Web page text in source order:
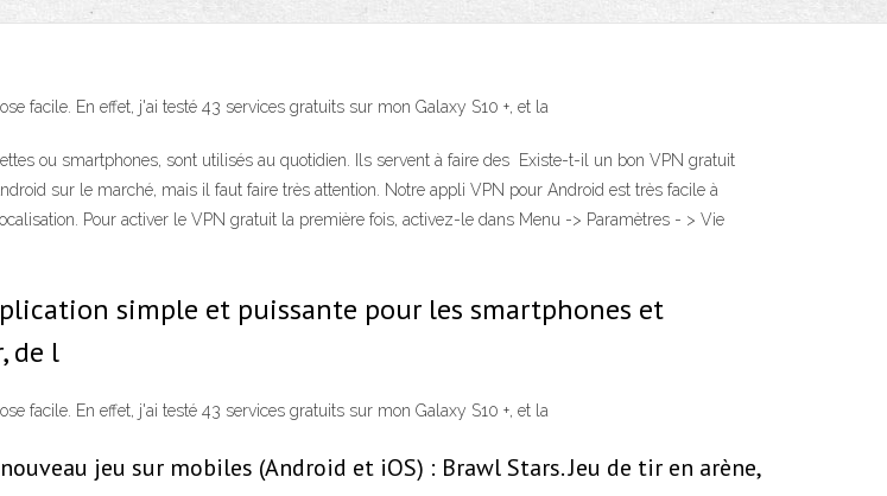
facile. En effet, j'ai testé 43 services gratuits sur mon Galaxy S10 +, et la
ou smartphones, sont utilisés au quotidien. Ils servent à faire des Existe-t-il un bon VPN gratuit
sur le marché, mais il faut faire très attention. Notre appli VPN pour Android est très facile à
Pour activer le VPN gratuit la première fois, activez-le dans Menu -> Paramètres - > Vie
simple et puissante pour les smartphones et
de l
facile. En effet, j'ai testé 43 services gratuits sur mon Galaxy S10 +, et la
jeu sur mobiles (Android et iOS) : Brawl Stars. Jeu de tir en arène,